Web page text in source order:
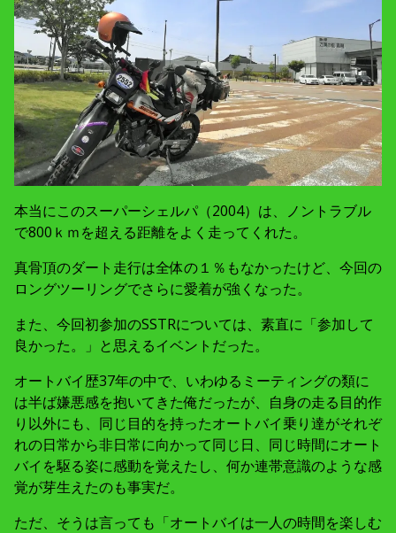
本当にこのスーパーシェルパ（2004）は、ノントラブル
で800ｋｍを超える距離をよく走ってくれた。
真骨頂のダート走行は全体の１％もなかったけど、今回の
ロングツーリングでさらに愛着が強くなった。
また、今回初参加のSSTRについては、素直に「参加して
良かった。」と思えるイベントだった。
オートバイ歴37年の中で、いわゆるミーティングの類に
は半ば嫌悪感を抱いてきた俺だったが、自身の走る目的作
り以外にも、同じ目的を持ったオートバイ乗り達がそれぞ
れの日常から非日常に向かって同じ日、同じ時間にオート
バイを駆る姿に感動を覚えたし、何か連帯意識のような感
覚が芽生えたのも事実だ。
ただ、そうは言っても「オートバイは一人の時間を楽しむ